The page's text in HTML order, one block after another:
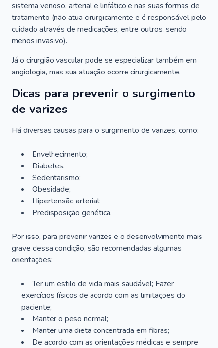
sistema venoso, arterial e linfático e nas suas formas de
tratamento (não atua cirurgicamente e é responsável pelo
cuidado através de medicações, entre outros, sendo
menos invasivo).
Já o cirurgião vascular pode se especializar também em
angiologia, mas sua atuação ocorre cirurgicamente.
Dicas para prevenir o surgimento
de varizes
Há diversas causas para o surgimento de varizes, como:
Envelhecimento;
Diabetes;
Sedentarismo;
Obesidade;
Hipertensão arterial;
Predisposição genética.
Por isso, para prevenir varizes e o desenvolvimento mais
grave dessa condição, são recomendadas algumas
orientações:
Ter um estilo de vida mais saudável; Fazer
exercícios físicos de acordo com as limitações do
paciente;
Manter o peso normal;
Manter uma dieta concentrada em fibras;
De acordo com as orientações médicas e sempre